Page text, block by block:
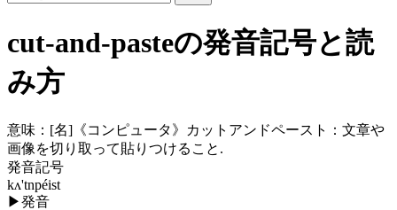
cut-and-pasteの発音記号と読
み方
意味： [名] 《コンピュータ》カットアンドペースト：文章や
画像を切り取って貼りつけること.
発音記号
kʌ'tnpéist
▶発音